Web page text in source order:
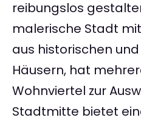
reibungslos
malerische Stadt
aus historischen
Häusern, hat
Wohnviertel zur
Stadtmitte bietet